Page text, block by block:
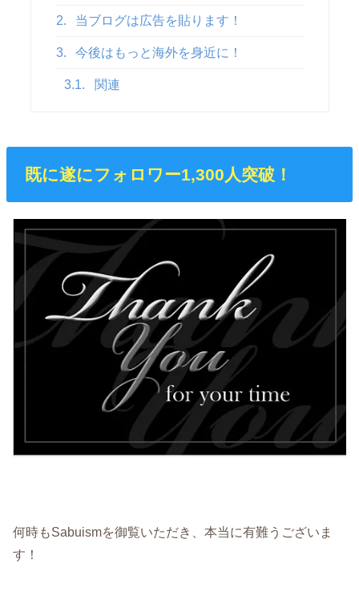
2. 当ブログは広告を貼ります！
3. 今後はもっと海外を身近に！
3.1. 関連
既に遂にフォロワー1,300人突破！
何時もSabuismを御覧いただき、本当に有難うございま
す！